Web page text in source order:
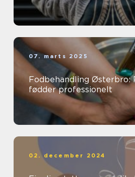
07. marts 2025
Fodbehandling Østerbro:
fødder professionelt
02. december 2024